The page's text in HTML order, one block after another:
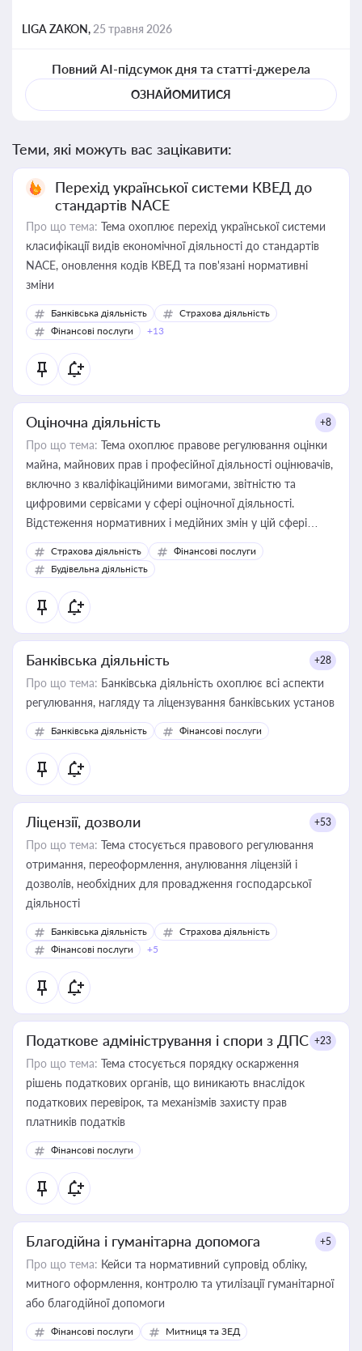
LIGA ZAKON, 25 травня 2026
Повний AI-підсумок дня та статті-джерела
ОЗНАЙОМИТИСЯ
Теми, які можуть вас зацікавити:
Перехід української системи КВЕД до
стандартів NACE
Про що тема: Тема охоплює перехід української системи
класифікації видів економічної діяльності до стандартів
NACE, оновлення кодів КВЕД та пов'язані нормативні
зміни
Банківська діяльність
Страхова діяльність
Фінансові послуги
+13
Оціночна діяльність +8
Про що тема: Тема охоплює правове регулювання оцінки
майна, майнових прав і професійної діяльності оцінювачів,
включно з кваліфікаційними вимогами, звітністю та
цифровими сервісами у сфері оціночної діяльності.
Відстеження нормативних і медійних змін у цій сфері
корисне для власника бізнесу, керівника, юриста або
бухгалтера під час оподаткування, приватизації, оренди
державного майна, корпоративних угод і перевірки
статусу суб'єктів оціночної діяльності
Страхова діяльність
Фінансові послуги
Будівельна діяльність
Банківська діяльність +28
Про що тема: Банківська діяльність охоплює всі аспекти
регулювання, нагляду та ліцензування банківських установ
Банківська діяльність Фінансові послуги
Ліцензії, дозволи +53
Про що тема: Тема стосується правового регулювання
отримання, переоформлення, анулювання ліцензій і
дозволів, необхідних для провадження господарської
діяльності
Банківська діяльність
Страхова діяльність
Фінансові послуги
+5
Податкове адміністрування і спори з ДПС +23
Про що тема: Тема стосується порядку оскарження
рішень податкових органів, що виникають внаслідок
податкових перевірок, та механізмів захисту прав
платників податків
Фінансові послуги
Благодійна і гуманітарна допомога +5
Про що тема: Кейси та нормативний супровід обліку,
митного оформлення, контролю та утилізації гуманітарної
або благодійної допомоги
Фінансові послуги Митниця та ЗЕД